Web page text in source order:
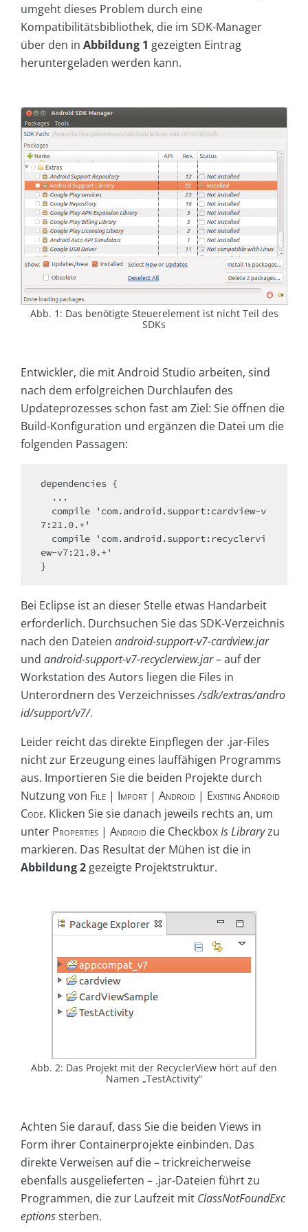
umgeht dieses Problem durch eine
Kompatibilitätsbibliothek, die im SDK-Manager
über den in Abbildung 1 gezeigten Eintrag
heruntergeladen werden kann.
Abb. 1: Das benötigte Steuerelement ist nicht Teil des
SDKs
Entwickler, die mit Android Studio arbeiten, sind
nach dem erfolgreichen Durchlaufen des
Updateprozesses schon fast am Ziel: Sie öffnen die
Build-Konfiguration und ergänzen die Datei um die
folgenden Passagen:
dependencies {
7:21.0.+'
ew-v7:21.0.+'
}
Bei Eclipse ist an dieser Stelle etwas Handarbeit
erforderlich. Durchsuchen Sie das SDK-Verzeichnis
nach den Dateien android-support-v7-cardview.jar
und android-support-v7-recyclerview.jar– auf der
Workstation des Autors liegen die Files in
Unterordnern des Verzeichnisses/sdk/extras/andro
id/support/v7/.
Leider reicht das direkte Einpflegen der .jar-Files
nicht zur Erzeugung eines lauffähigen Programms
aus. Importieren Sie die beiden Projekte durch
Nutzung von File | Import | Android | Existing Android
Code. Klicken Sie sie danach jeweils rechts an, um
unter Properties | An­droid die CheckboxIs Libraryzu
markieren. Das Resultat der Mühen ist die in
Abbildung 2 gezeigte Projektstruktur.
Abb. 2: Das Projekt mit der RecyclerView hört auf den
Namen „TestActivity“
Achten Sie darauf, dass Sie die beiden Views in
Form ihrer Containerprojekte einbinden. Das
direkte Verweisen auf die – trickreicherweise
ebenfalls ausgelieferten – .jar-Dateien führt zu
Programmen, die zur Laufzeit mit ClassNotFoundExc
eptionssterben.